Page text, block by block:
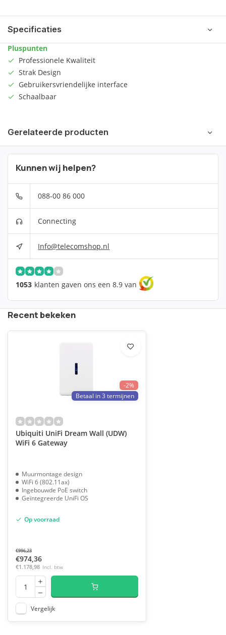
Specificaties
Pluspunten
Professionele Kwaliteit
Strak Design
Gebruikersvriendelijke interface
Schaalbaar
Gerelateerde producten
Kunnen wij helpen?
088-00 86 000
Connecting
Info@telecomshop.nl
1053 klanten gaven ons een 8.9 van
Recent bekeken
-2%
Betaal in 3 termijnen
Ubiquiti UniFi Dream Wall (UDW)
WiFi 6 Gateway
Muurmontage design
WiFi 6 (802.11ax)
Ingebouwde PoE switch
Geïntegreerde UniFi OS
Op voorraad
€996,23
€974,36
€1.178,98 Incl. btw
Vergelijk